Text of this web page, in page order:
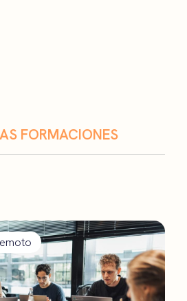
FORMACIONES